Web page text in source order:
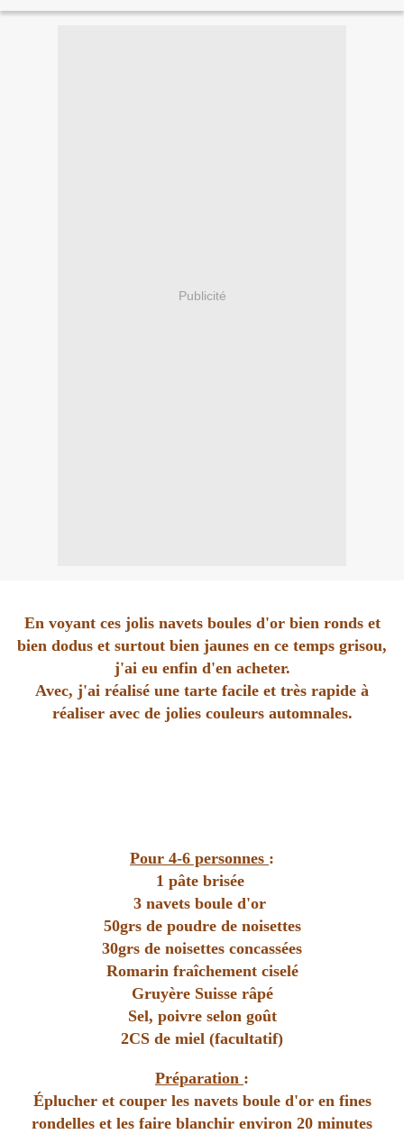
Publicité
En voyant ces jolis navets boules d'or bien ronds et
bien dodus et surtout bien jaunes en ce temps grisou,
j'ai eu enfin d'en acheter.
Avec, j'ai réalisé une tarte facile et très rapide à
réaliser avec de jolies couleurs automnales.
Pour 4-6 personnes :
1 pâte brisée
3 navets boule d'or
50grs de poudre de noisettes
30grs de noisettes concassées
Romarin fraîchement ciselé
Gruyère Suisse râpé
Sel, poivre selon goût
2CS de miel (facultatif)
Préparation :
Éplucher et couper les navets boule d'or en fines
rondelles et les faire blanchir environ 20 minutes